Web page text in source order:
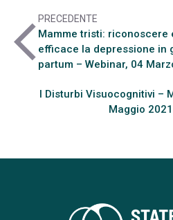
arrow_back_ios
PRECEDENTE
Mamme tristi: riconoscere
efficace la depressione in
partum – Webinar, 04
I Disturbi Visuocognitivi –
Maggio